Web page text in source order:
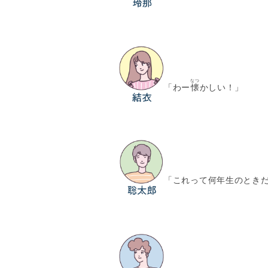
「わー懐
なつ
かしい！」
「これって何年生のとき